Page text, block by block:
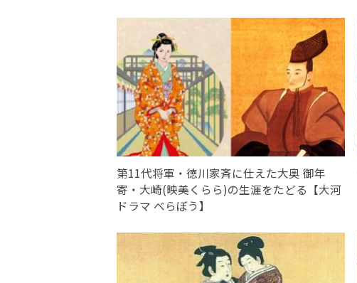
第11代将軍・徳川家斉に仕えた大奥 御年
寄・大崎(映美くらら)の生涯をたどる【大河
ドラマ べらぼう】